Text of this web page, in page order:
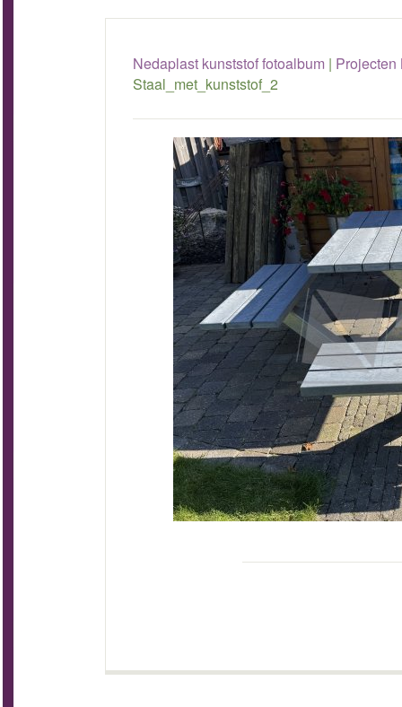
Nedaplast kunststof fotoalbum| Projecten
Staal_met_kunststof_2